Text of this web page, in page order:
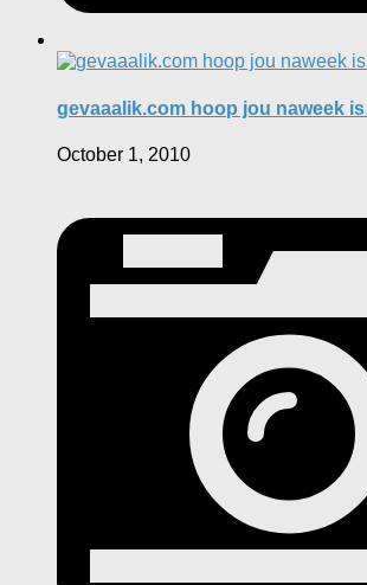
gevaaalik.com hoop jou naweek
October 1, 2010